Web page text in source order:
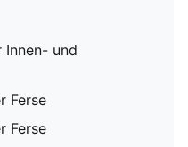
Innen- und
Ferse
Ferse